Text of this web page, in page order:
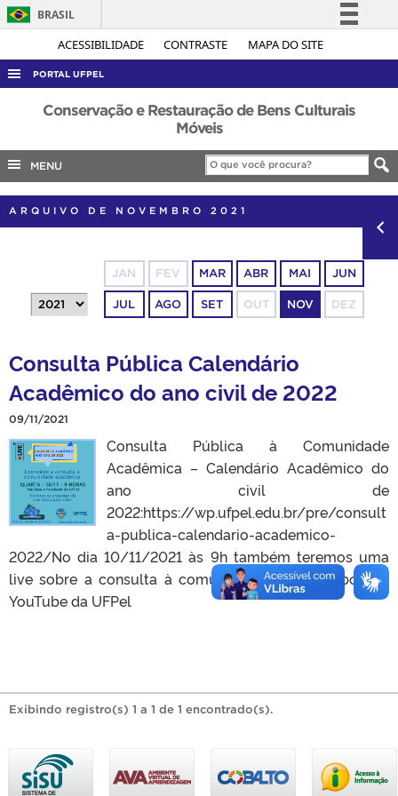
ACESSIBILIDADE CONTRASTE MAPA DO SITE
BRASIL
Simplifique!
Legislação
Canais
PORTAL UFPEL
ACESSO À INFORMAÇÃO
COBALTO
CONCURSOS
PORTARIAS
Conservação e Restauração de Bens Culturais
Móveis
MENU
ARQUIVO DE NOVEMBRO 2021
JAN FEV MAR ABR MAI JUN
JUL AGO SET OUT NOV DEZ
Consulta Pública Calendário
Acadêmico do ano civil de 2022
09/11/2021
Consulta Pública à Comunidade
Acadêmica – Calendário Acadêmico do
ano civil de
2022:https://wp.ufpel.edu.br/pre/consult
a-publica-calendario-academico-
2022/No dia 10/11/2021 às 9h também teremos uma
live sobre a consulta à comunidade, pelo Facebook e
YouTube da UFPel
Exibindo registro(s) 1 a 1 de 1 encontrado(s).